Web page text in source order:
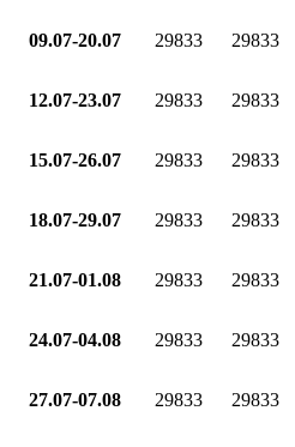
09.07-20.07 29833 29833
12.07-23.07 29833 29833
15.07-26.07 29833 29833
18.07-29.07 29833 29833
21.07-01.08 29833 29833
24.07-04.08 29833 29833
27.07-07.08 29833 29833